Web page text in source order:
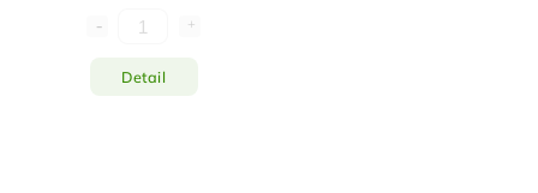
Detail